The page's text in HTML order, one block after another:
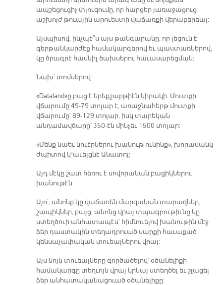
ապշեցուցիչ փլուզումը, որ հարցեր յառաջացուց
աշխոյժ թուային արուեստի վաճառքի վերաբերեալ:
Այսպիսով, ինչպէ՞ս այս թանգարանը, որ լեցուն է
գերթանկարժէք համակարգերով եւ պաստառներով,
կը ծրագրէ հասնիլ ծախսերու հաւասարեցման:
Նախ՝ տոմսերով:
«Dataland»ը բաց է երեքշաբթիէն կիրակի: Մուտքի
վճարումը 49-79 տոլար է, առաջնահերթ մուտքի
վճարումը՝ 89-129 տոլար, իսկ տարեկան
անդամավճարը՝ 350-էն մինչեւ 1500 տոլար:
«Մենք նաեւ նուէրներու խանութ ունինք», խորամանկ
ժպիտով կ՚աւելցնէ Անատոլ:
Այդ մէկը շատ հեռու է սովորական բացիկներու
խանութէն:
Այո՛, անոնք կը վաճառեն մարզական տարազներ,
շապիկներ, բայց, անոնց վրայ տպագրութիւնը կը
ստեղծուի անհատապէս՝ հիմնուելով խանութին մէջ
ձեր դաստակին տեղադրուած սարքի հաւաքած
կենսաչափական տուեալներու վրայ:
Այս նոյն տուեալները գործածելով՝ օծանելիքի
համակարգը տեղւոյն վրայ կրնայ ստեղծել եւ շլացել
ձեր անհատականացուած օծանելիքը: